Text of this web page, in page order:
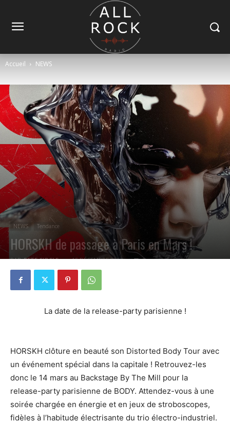
Accueil NEWS
NEWS Tendance
HORSKH de passage à Paris en Mars !
PAR PETE CIRCLE 15 DÉCEMBRE 2023 0
La date de la release-party parisienne !
HORSKH clôture en beauté son Distorted Body Tour avec
un événement spécial dans la capitale ! Retrouvez-les
donc le 14 mars au Backstage By The Mill pour la
release-party parisienne de BODY. Attendez-vous à une
soirée chargée en énergie et en jeux de stroboscopes,
fidèles à l’habitude électrisante du trio électro-industriel.